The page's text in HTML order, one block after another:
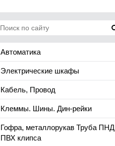
Автоматика
Электрические шкафы
Кабель, Провод
Клеммы. Шины. Дин-рейки
Гофра, металлорукав Труба ПНД
ПВХ клипса